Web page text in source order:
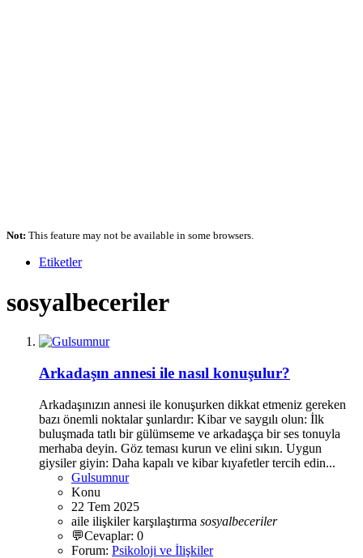
Not: This feature may not be available in some browsers.
Etiketler
sosyalbeceriler
Arkadaşın annesi ile nasıl konuşulur?
Arkadaşınızın annesi ile konuşurken dikkat etmeniz gereken
bazı önemli noktalar şunlardır: Kibar ve saygılı olun: İlk
buluşmada tatlı bir gülümseme ve arkadaşça bir ses tonuyla
merhaba deyin. Göz teması kurun ve elini sıkın. Uygun
giysiler giyin: Daha kapalı ve kibar kıyafetler tercih edin...
Gulsumnur
Konu
22 Tem 2025
aile ilişkilerkarşılaştırma sosyalbeceriler
💬Cevaplar: 0
Forum: Psikoloji ve İlişkiler